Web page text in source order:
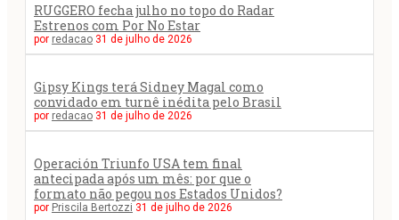
RUGGERO fecha julho no topo do Radar
Estrenos com Por No Estar
por redacao 31 de julho de 2026
Gipsy Kings terá Sidney Magal como
convidado em turnê inédita pelo Brasil
por redacao 31 de julho de 2026
Operación Triunfo USA tem final
antecipada após um mês: por que o
formato não pegou nos Estados Unidos?
por Priscila Bertozzi 31 de julho de 2026